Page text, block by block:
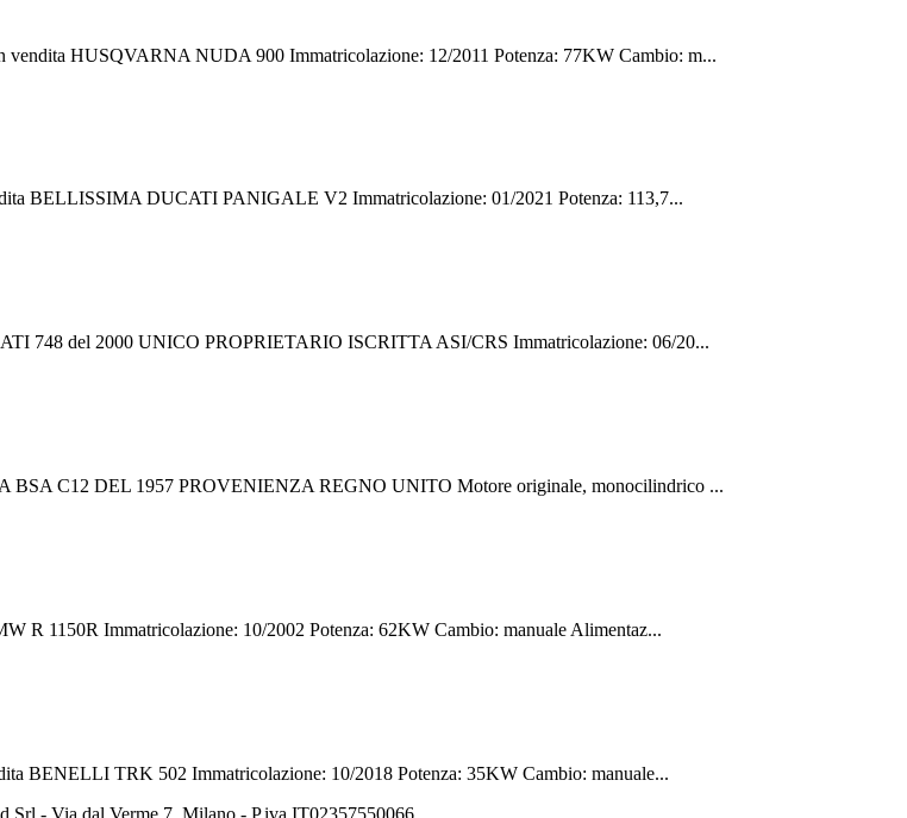
vendita HUSQVARNA NUDA 900 Immatricolazione: 12/2011 Potenza: 77KW Cambio: m...
BELLISSIMA DUCATI PANIGALE V2 Immatricolazione: 01/2021 Potenza: 113,7...
748 del 2000 UNICO PROPRIETARIO ISCRITTA ASI/CRS Immatricolazione: 06/20...
BSA C12 DEL 1957 PROVENIENZA REGNO UNITO Motore originale, monocilindrico ...
R 1150R Immatricolazione: 10/2002 Potenza: 62KW Cambio: manuale Alimentaz...
BENELLI TRK 502 Immatricolazione: 10/2018 Potenza: 35KW Cambio: manuale...
Srl - Via dal Verme 7, Milano - P.iva IT02357550066